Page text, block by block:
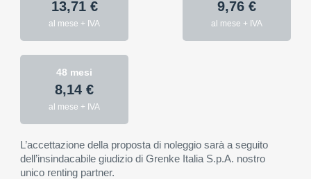
13,71 €
al mese + IVA
9,76 €
al mese + IVA
48 mesi
8,14 €
al mese + IVA
L’accettazione della proposta di noleggio sarà a seguito
dell’insindacabile giudizio di Grenke Italia S.p.A. nostro
unico renting partner.